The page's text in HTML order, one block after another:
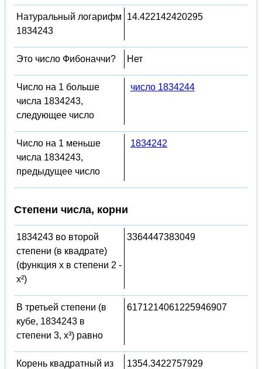
Натуральный логарифм
1834243
14.422142420295
Это число Фибоначчи? Нет
Число на 1 больше
числа 1834243,
следующее число
число 1834244
Число на 1 меньше
числа 1834243,
предыдущее число
1834242
Степени числа, корни
1834243 во второй
степени (в квадрате)
(функция x в степени 2 -
x²)
3364447383049
В третьей степени (в
кубе, 1834243 в
степени 3, x³) равно
6171214061225946907
Корень квадратный из
1354.3422757929